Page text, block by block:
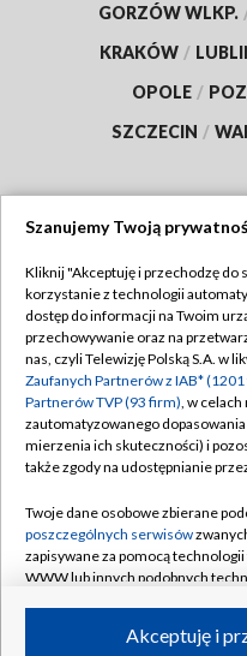
GORZÓW WLKP.
KRAKÓW /
OPOLE /
SZCZECIN /
Abonament TVP
Emisja w TVP
Centrum informacji TVP
Naziemna Telewizja
Rada Programowa
System NOS
Informacje o nadawcy
Program dla prasy
Szanujemy Twoją
Kliknij "Akceptuję i przechodzę do
korzystanie z technologii
dostęp do informacji na Twoim
przechowywanie oraz na
nas, czyli Telewizję Polską S.A. w
Zaufanych Partnerów z IAB*
Partnerów TVP (93 firm), w
zautomatyzowanego
mierzenia ich skuteczności) i
także zgody na udostępnianie
Twoje dane osobowe zbierane
poszczególnych serwisów
zapisywane za pomocą
WWW lub innych podobnych
ruchu w Internecie.Akceptuję i